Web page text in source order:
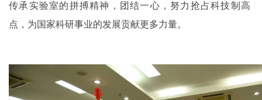
传承实验室的拼搏精神，团结一心，努力抢占科技制高
点，为国家科研事业的发展贡献更多力量。